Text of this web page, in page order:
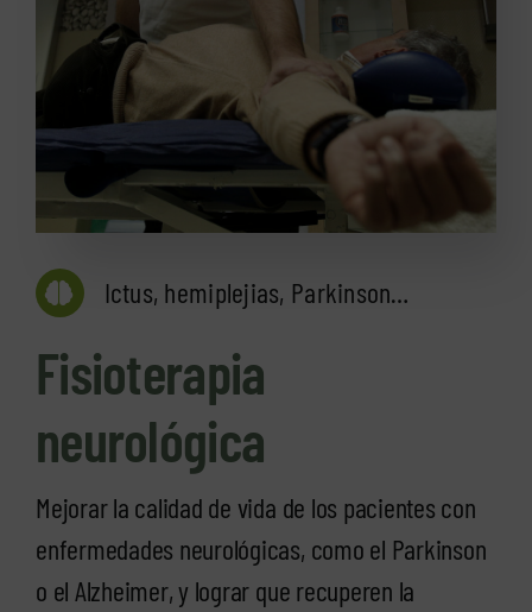
Ictus, hemiplejias, Parkinson…
Fisioterapia
neurológica
Mejorar la calidad de vida de los pacientes con
enfermedades neurológicas, como el Parkinson
o el Alzheimer, y lograr que recuperen la